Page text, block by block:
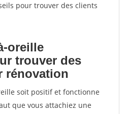
pour trouver des clients
oreille
trouver des
rénovation
soit positif et fonctionne
que vous attachiez une